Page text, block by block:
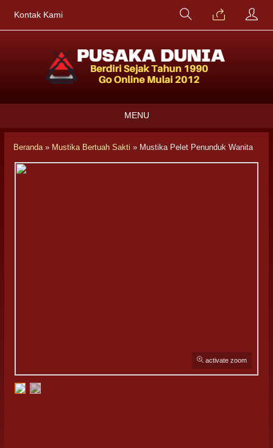
Kontak Kami
MENU
Beranda» Mustika Bertuah Sakti » Mustika Pelet Penunduk Wanita
activate zoom